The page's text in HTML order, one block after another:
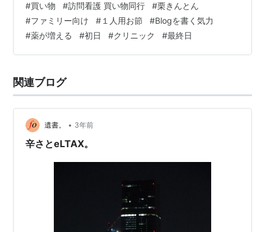
たら起きられなくなってしまった。 もっとも昨日は眠れ
なかったし、まだ薬が増えて１日目だけど、今日がクリ
ニックの最終日なので主治医に減薬の許可を取った。 今
日は命の危機50％。眠れたことは眠れたのだが、まだ魘
サイトに参加しております。…
#買い物 #訪問看護 買い物同行 #栗きんとん
#ファミリー向け # １人用お節 #Blogを書く気力
#薬が増える #初日 #クリニック #最終日
関連ブログ
遺書。 • 3年前
辛さとeLTAX。